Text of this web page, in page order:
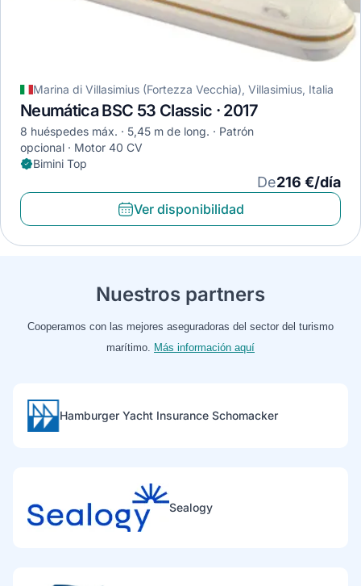
Marina di Villasimius (Fortezza Vecchia), Villasimius, Italia
Neumática BSC 53 Classic · 2017
8 huéspedes máx. 5,45 m de long.
Patrón
opcional
Motor 40 CV
Bimini Top
De216 €/día
Ver disponibilidad
Nuestros partners
Cooperamos con las mejores aseguradoras del sector del turismo
marítimo. Más información aquí
Hamburger Yacht Insurance Schomacker
Sealogy